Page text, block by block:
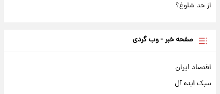
از حد شلوغ؟
صفحه خبر - وب گردی
اقتصاد ایران
سبک ایده آل